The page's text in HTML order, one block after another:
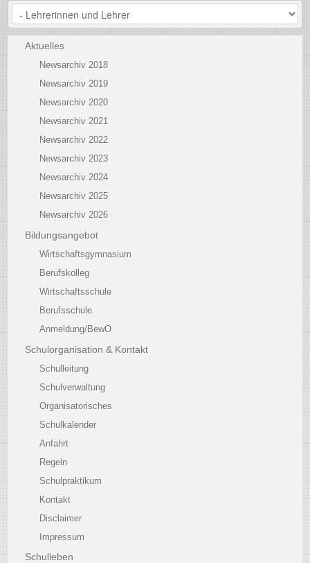
Aktuelles
Newsarchiv 2018
Newsarchiv 2019
Newsarchiv 2020
Newsarchiv 2021
Newsarchiv 2022
Newsarchiv 2023
Newsarchiv 2024
Newsarchiv 2025
Newsarchiv 2026
Bildungsangebot
Wirtschaftsgymnasium
Berufskolleg
Wirtschaftsschule
Berufsschule
Anmeldung/BewO
Schulorganisation & Kontakt
Schulleitung
Schulverwaltung
Organisatorisches
Schulkalender
Anfahrt
Regeln
Schulpraktikum
Kontakt
Disclaimer
Impressum
Schulleben